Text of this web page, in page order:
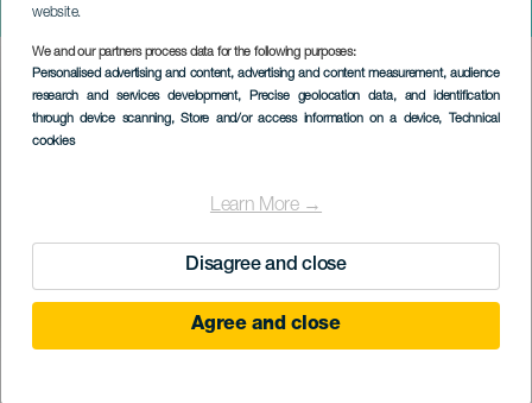
website.
We and our partners process data for the following purposes:
Personalised advertising and content, advertising and content measurement, audience
research and services development, Precise geolocation data, and identification
through device scanning, Store and/or access information on a device, Technical
cookies
Learn More →
Disagree and close
Agree and close
Yurena SuperStar koncerten
Imagen
Listado